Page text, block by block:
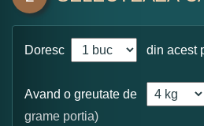
Doresc din acest
Avand o greutate de
grame portia)